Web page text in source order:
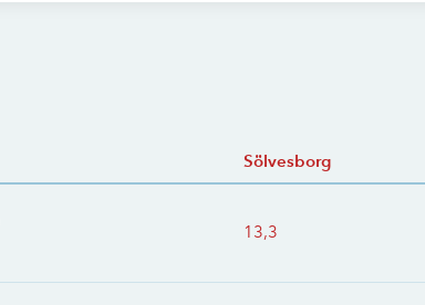
Sölvesborg
13,3